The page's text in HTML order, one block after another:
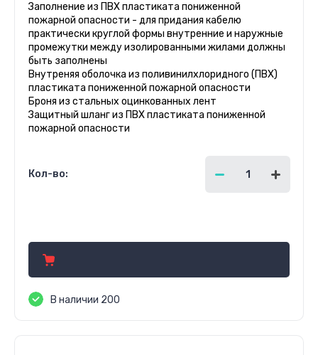
Заполнение из ПВХ пластиката пониженной
пожарной опасности - для придания кабелю
практически круглой формы внутренние и наружные
промежутки между изолированными жилами должны
быть заполнены
Внутреняя оболочка из поливинилхлоридного (ПВХ)
пластиката пониженной пожарной опасности
Броня из стальных оцинкованных лент
Защитный шланг из ПВХ пластиката пониженной
пожарной опасности
Кол-во:
В наличии 200